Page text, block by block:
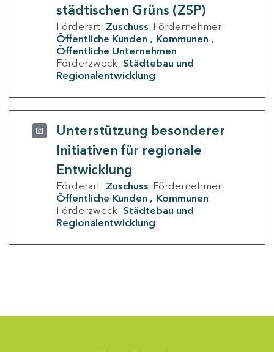
städtischen Grüns (ZSP)
Förderart: Zuschuss Fördernehmer:
Öffentliche Kunden
Kommunen
Öffentliche Unternehmen
Förderzweck: Städtebau und
Regionalentwicklung
Unterstützung besonderer
Initiativen für regionale
Entwicklung
Förderart: Zuschuss Fördernehmer:
Öffentliche Kunden
Kommunen
Förderzweck: Städtebau und
Regionalentwicklung